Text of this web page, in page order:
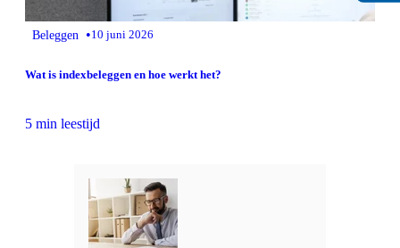
Beleggen •10 juni 2026
Wat is indexbeleggen en hoe werkt het?
5 min leestijd